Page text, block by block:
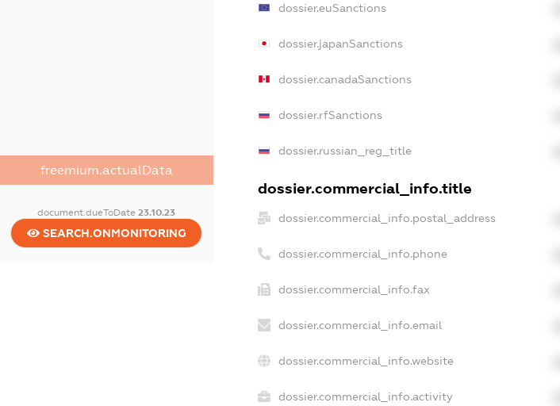
freemium.actualData
document.dueToDate23.10.23
SEARCH.ONMONITORING
dossier.euSanctions
dossier.japanSanctions
dossier.canadaSanctions
dossier.rfSanctions
dossier.russian_reg_title
dossier.commercial_info.title
dossier.commercial_info.postal_address
dossier.commercial_info.phone
dossier.commercial_info.fax
dossier.commercial_info.email
dossier.commercial_info.website
dossier.commercial_info.activity